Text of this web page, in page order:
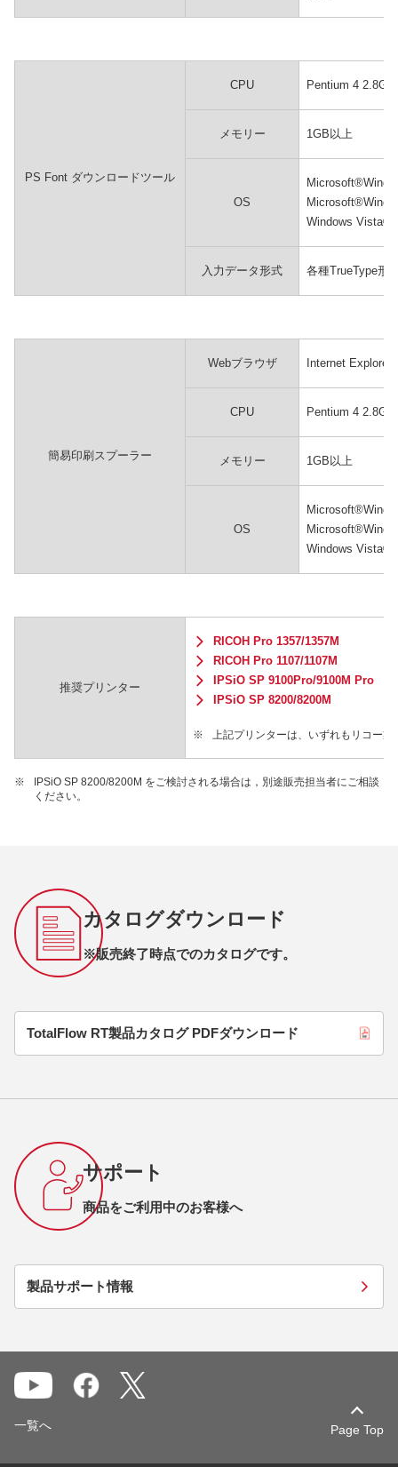
PS Font ダウンロードツール
CPU Pentium 4
メモリー 1GB以上
OS
Windows
入力データ形式 各種TrueType形
簡易印刷スプーラー
Webブラウザ Internet Explorer
CPU Pentium 4
メモリー 1GB以上
OS
Windows
推奨プリンター
RICOH Pro 1357/1357M
RICOH Pro 1107/1107M
IPSiO SP 9100Pro/9100M Pro
IPSiO SP 8200/8200M
※ 上記プリンターは、いずれもリコー製
※
IPSiO SP 8200/8200M をご検討される場合は，別途販売担当者にご相談
ください。
カタログダウンロード
※販売終了時点でのカタログです。
TotalFlow RT製品カタログ PDFダウンロード
サポート
商品をご利用中のお客様へ
製品サポート情報
Page Top
一覧へ